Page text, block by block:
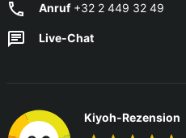
Anruf+32 2 449 32 49
Live-Chat
Kiyoh-Rezension